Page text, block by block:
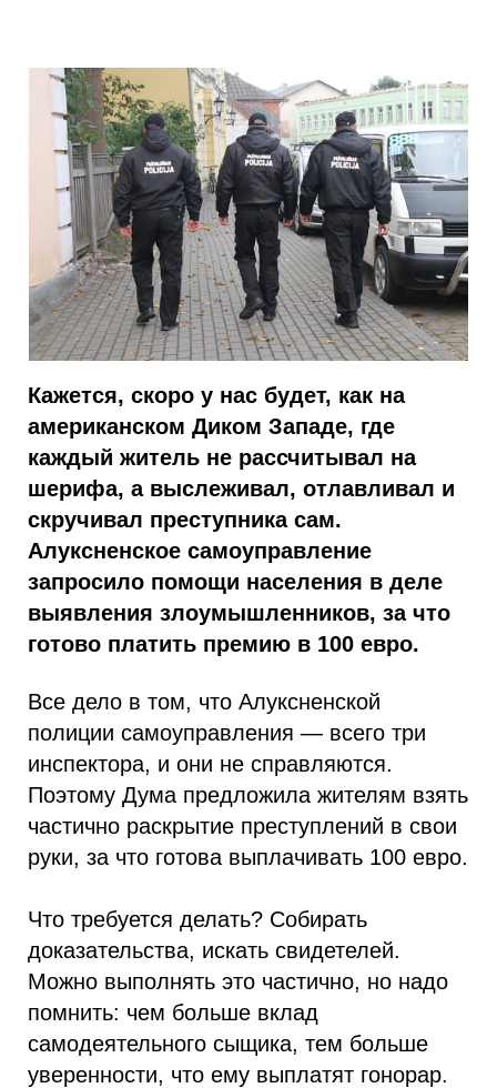
Кажется, скоро у нас будет, как на
американском Диком Западе, где
каждый житель не рассчитывал на
шерифа, а выслеживал, отлавливал и
скручивал преступника сам.
Алуксненское самоуправление
запросило помощи населения в деле
выявления злоумышленников, за что
готово платить премию в 100 евро.
Все дело в том, что Алуксненской
полиции самоуправления — всего три
инспектора, и они не справляются.
Поэтому Дума предложила жителям взять
частично раскрытие преступлений в свои
руки, за что готова выплачивать 100 евро.
Что требуется делать? Собирать
доказательства, искать свидетелей.
Можно выполнять это частично, но надо
помнить: чем больше вклад
самодеятельного сыщика, тем больше
уверенности, что ему выплатят гонорар.